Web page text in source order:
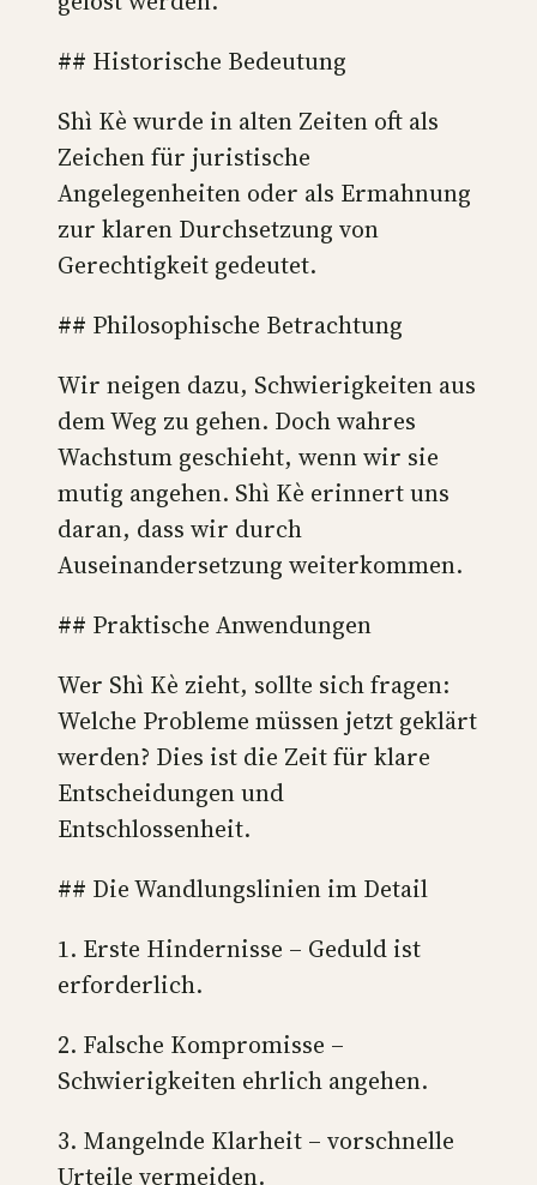
## Historische Bedeutung
Shì Kè wurde in alten Zeiten oft als
Zeichen für juristische
Angelegenheiten oder als Ermahnung
zur klaren Durchsetzung von
Gerechtigkeit gedeutet.
## Philosophische Betrachtung
Wir neigen dazu, Schwierigkeiten aus
dem Weg zu gehen. Doch wahres
Wachstum geschieht, wenn wir sie
mutig angehen. Shì Kè erinnert uns
daran, dass wir durch
Auseinandersetzung weiterkommen.
## Praktische Anwendungen
Wer Shì Kè zieht, sollte sich fragen:
Welche Probleme müssen jetzt geklärt
werden? Dies ist die Zeit für klare
Entscheidungen und
Entschlossenheit.
## Die Wandlungslinien im Detail
1. Erste Hindernisse – Geduld ist
erforderlich.
2. Falsche Kompromisse –
Schwierigkeiten ehrlich angehen.
3. Mangelnde Klarheit – vorschnelle
Urteile vermeiden.